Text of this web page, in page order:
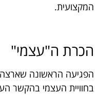
המקצועית.
הכרת ה"עצמי"
הפגיעה הראשונה
בחוויית העצמי בהקשר